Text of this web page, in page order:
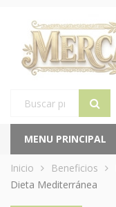
Products
search
MENU PRINCIPAL
Inicio Beneficios
Dieta Mediterránea